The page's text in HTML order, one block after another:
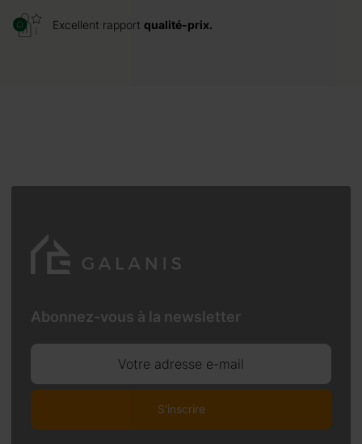
Excellent rapport qualité-prix.
Abonnez-vous à la newsletter
Votre adresse e-mail
S'inscrire